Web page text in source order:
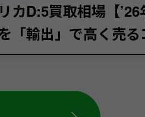
カD:5買取相場【
「輸出」で高く売る